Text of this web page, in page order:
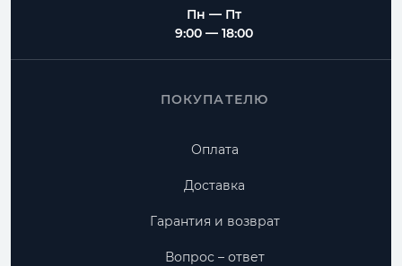
Пн — Пт
9:00 — 18:00
ПОКУПАТЕЛЮ
Оплата
Доставка
Гарантия и возврат
Вопрос – ответ